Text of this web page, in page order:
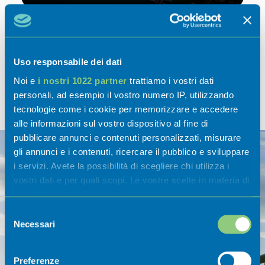
Uso responsabile dei dati
Noi e i nostri 1022 partner trattiamo i vostri dati
personali, ad esempio il vostro numero IP, utilizzando
tecnologie come i cookie per memorizzare e accedere
alle informazioni sul vostro dispositivo al fine di
pubblicare annunci e contenuti personalizzati, misurare
gli annunci e i contenuti, ricercare il pubblico e sviluppare
i servizi. Avete la possibilità di scegliere chi utilizza i
vostri dati e per quali scopi. Le vostre scelte in materia di
privacy sono applicabili solo su questa proprietà digitale
modificare o revocare il proprio consenso in qualsiasi
momento dalla Dichiarazione sui cookie o facendo clic
delNecessari
Preferenze
Ospitalità